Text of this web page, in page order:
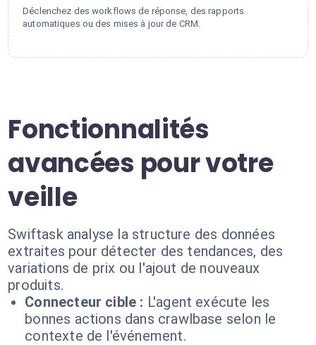
Déclenchez des workflows de réponse, des rapports
automatiques ou des mises à jour de CRM.
Fonctionnalités
avancées pour votre
veille
Swiftask analyse la structure des données
extraites pour détecter des tendances, des
variations de prix ou l'ajout de nouveaux
produits.
Connecteur cible : L'agent exécute les
bonnes actions dans crawlbase selon le
contexte de l'événement.